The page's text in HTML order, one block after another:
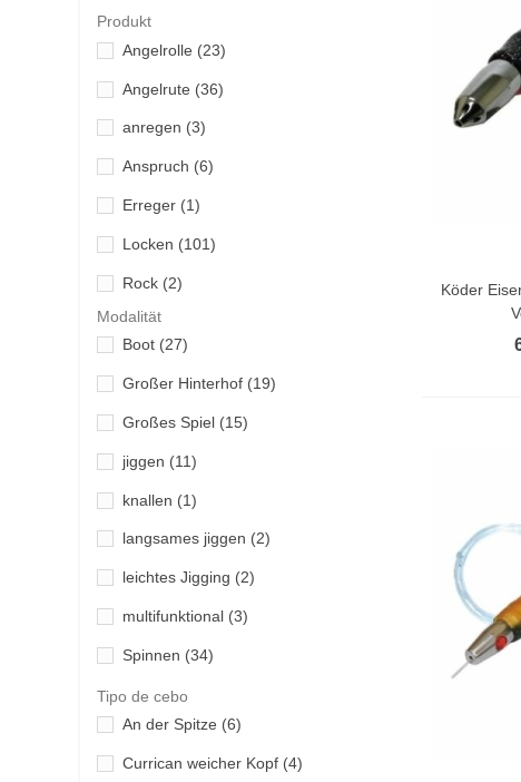
Halco
Hart(2)
Howk(2)
Jigging a la carta
Ketzho(1)
Noeby(2)
Nomad Design
Okuma(3)
Produkt
Angelrolle (23)
Angelrute (36)
anregen (3)
Anspruch (6)
Erreger (1)
Locken (101)
Rock (2)
Modalität
Boot (27)
Großer Hinterhof (19)
Großes Spiel (15)
jiggen (11)
knallen (1)
langsames jiggen (2)
leichtes Jigging (2)
multifunktional (3)
Spinnen (34)
Thunfisch
Trolling(169)
Unterseite(1)
Tipo de cebo
An der Spitze (6)
Currican weicher Kopf (4)
In Den
Köder